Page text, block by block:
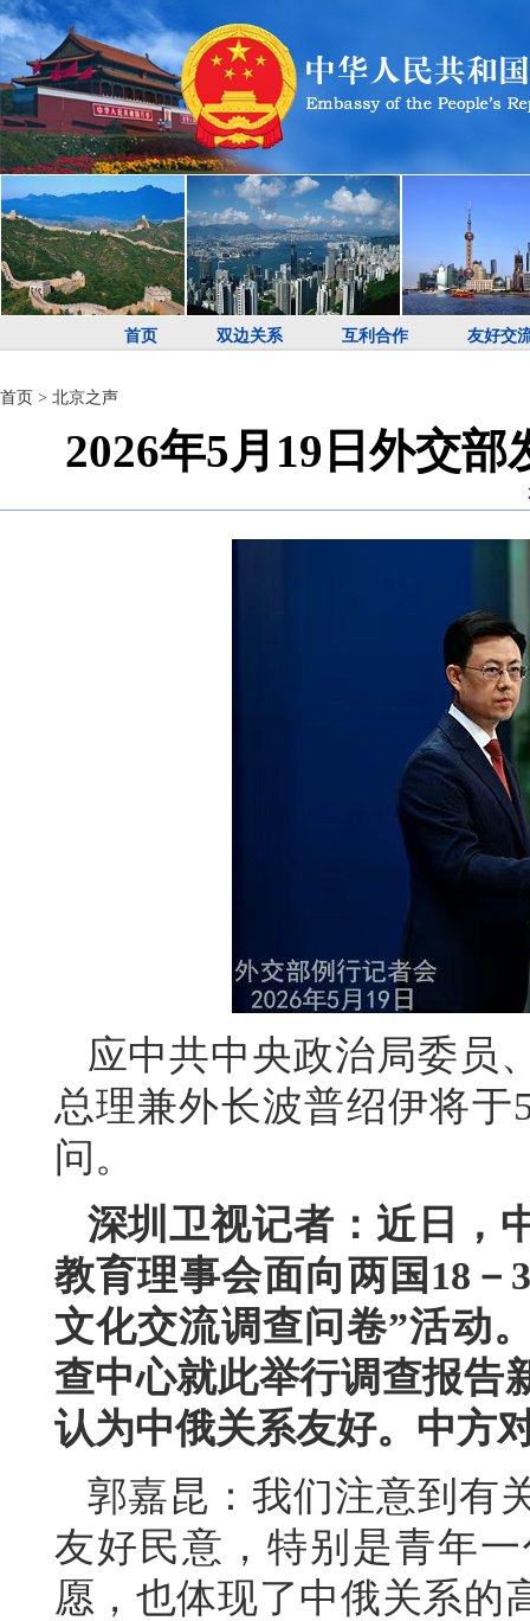
首页 双边关系 互利合作 友好交
首页 > 北京之声
2026年5月19日外交
应中共中央政治局委员
总理兼外长波普绍伊将于
问。
深圳卫视记者：近日，
教育理事会面向两国18
文化交流调查问卷”活动
查中心就此举行调查报告
认为中俄关系友好。中方
郭嘉昆：我们注意到有
友好民意，特别是青年
愿，也体现了中俄关系的